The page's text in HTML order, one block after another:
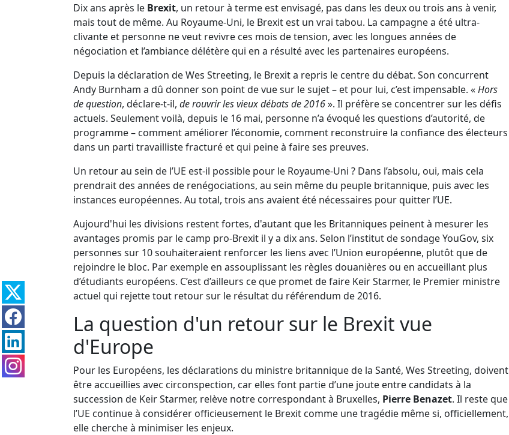
Dix ans après le Brexit, un retour à terme est envisagé, pas dans les deux ou trois ans à venir,
mais tout de même. Au Royaume-Uni, le Brexit est un vrai tabou. La campagne a été ultra-
clivante et personne ne veut revivre ces mois de tension, avec les longues années de
négociation et l’ambiance délétère qui en a résulté avec les partenaires européens.
Depuis la déclaration de Wes Streeting, le Brexit a repris le centre du débat. Son concurrent
Andy Burnham a dû donner son point de vue sur le sujet – et pour lui, c’est impensable. «Hors
de question, déclare-t-il, de rouvrir les vieux débats de 2016». Il préfère se concentrer sur les défis
actuels. Seulement voilà, depuis le 16 mai, personne n’a évoqué les questions d’autorité, de
programme – comment améliorer l’économie, comment reconstruire la confiance des électeurs
dans un parti travailliste fracturé et qui peine à faire ses preuves.
Un retour au sein de l’UE est-il possible pour le Royaume-Uni ? Dans l’absolu, oui, mais cela
prendrait des années de renégociations, au sein même du peuple britannique, puis avec les
instances européennes. Au total, trois ans avaient été nécessaires pour quitter l’UE.
Aujourd'hui les divisions restent fortes, d'autant que les Britanniques peinent à mesurer les
avantages promis par le camp pro-Brexit il y a dix ans. Selon l’institut de sondage YouGov, six
personnes sur 10 souhaiteraient renforcer les liens avec l’Union européenne, plutôt que de
rejoindre le bloc. Par exemple en assouplissant les règles douanières ou en accueillant plus
d’étudiants européens. C’est d’ailleurs ce que promet de faire Keir Starmer, le Premier ministre
actuel qui rejette tout retour sur le résultat du référendum de 2016.
La question d'un retour sur le Brexit vue
d'Europe
Pour les Européens, les déclarations du ministre britannique de la Santé, Wes Streeting, doivent
être accueillies avec circonspection, car elles font partie d’une joute entre candidats à la
succession de Keir Starmer, relève notre correspondant à Bruxelles, Pierre Benazet. Il reste que
l’UE continue à considérer officieusement le Brexit comme une tragédie même si, officiellement,
elle cherche à minimiser les enjeux.